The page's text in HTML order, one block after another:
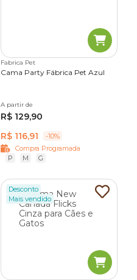
Fabrica Pet
Cama Party Fábrica Pet Azul
A partir de
R$ 129,90
R$ 116,91
-10%
Compra Programada
P
M G
Desconto
Mais vendido